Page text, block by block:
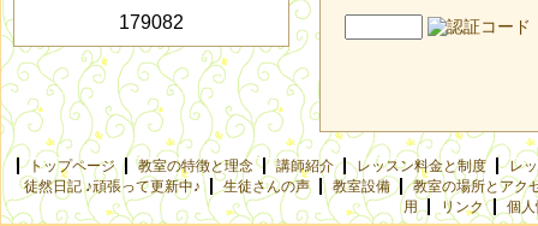
179082
トップページ 教室の特徴と理念 講師紹介 レッスン料金と制度
レ
徒然日記 ♪頑張って更新中♪
生徒さんの声 教室設備
教室の場所とアク
用
リンク
個